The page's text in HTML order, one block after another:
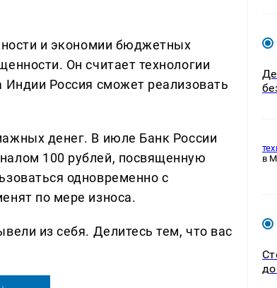
и экономии бюджетных
Он считает технологии
Россия сможет реализовать
денег. В июле Банк России
100 рублей, посвященную
одновременно с
по мере износа.
из себя. Делитеcь тем, что вас
в